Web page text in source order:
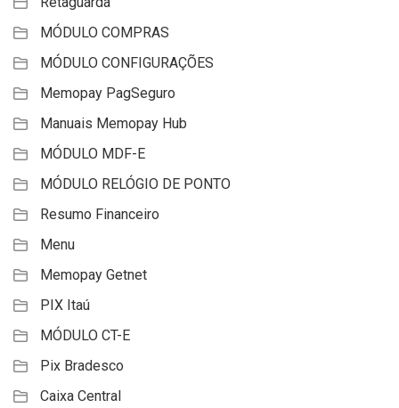
MÓDULO COMPRAS
MÓDULO CONFIGURAÇÕES
Memopay PagSeguro
Manuais Memopay Hub
MÓDULO MDF-E
MÓDULO RELÓGIO DE PONTO
Resumo Financeiro
Menu
Memopay Getnet
PIX Itaú
MÓDULO CT-E
Pix Bradesco
Caixa Central